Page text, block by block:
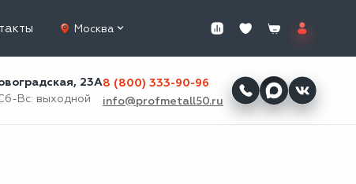
Москва
23А
Вс: выходной
8 (800) 333-90-96
info@profmetall50.ru